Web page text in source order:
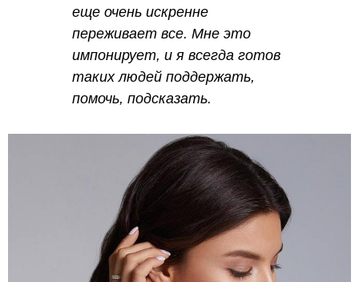
еще очень искренне
переживает все. Мне это
импонирует, и я всегда готов
таких людей поддержать,
помочь, подсказать.